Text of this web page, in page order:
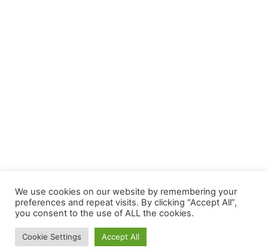
We use cookies on our website by remembering your
preferences and repeat visits. By clicking “Accept All”,
you consent to the use of ALL the cookies.
Cookie Settings Accept All